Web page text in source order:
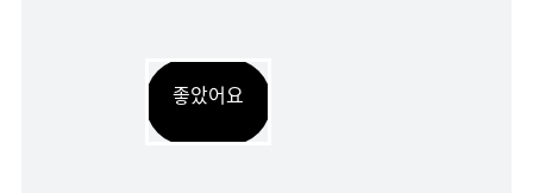
좋았어요